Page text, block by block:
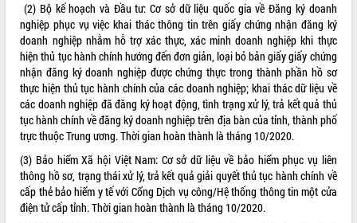
(2) Bộ kế hoạch và Đầu tư: Cơ sở dữ liệu quốc gia về Đăng ký doanh
nghiệp phục vụ việc khai thác thông tin trên giấy chứng nhận đăng ký
doanh nghiệp nhằm hỗ trợ xác thực, xác minh doanh nghiệp khi thực
hiện thủ tục hành chính hướng đến đơn giản, loại bỏ bản giấy giấy chứng
nhận đăng ký doanh nghiệp được chứng thực trong thành phần hồ sơ
thực hiện thủ tục hành chính của các doanh nghiệp; khai thác dữ liệu về
các doanh nghiệp đã đăng ký hoạt động, tình trạng xử lý, trả kết quả thủ
tục hành chính về đăng ký doanh nghiệp trên địa bàn của tỉnh, thành phố
trực thuộc Trung ương. Thời gian hoàn thành là tháng 10/2020.
(3) Bảo hiểm Xã hội Việt Nam: Cơ sở dữ liệu về bảo hiểm phục vụ liên
thông hồ sơ, trạng thái xử lý, trả kết quả giải quyết thủ tục hành chính về
cấp thẻ bảo hiểm y tế với Cổng Dịch vụ công/Hệ thống thông tin một cửa
điện tử cấp tỉnh. Thời gian hoàn thành là tháng 10/2020.